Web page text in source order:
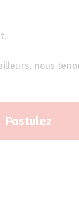
nous
Postulez